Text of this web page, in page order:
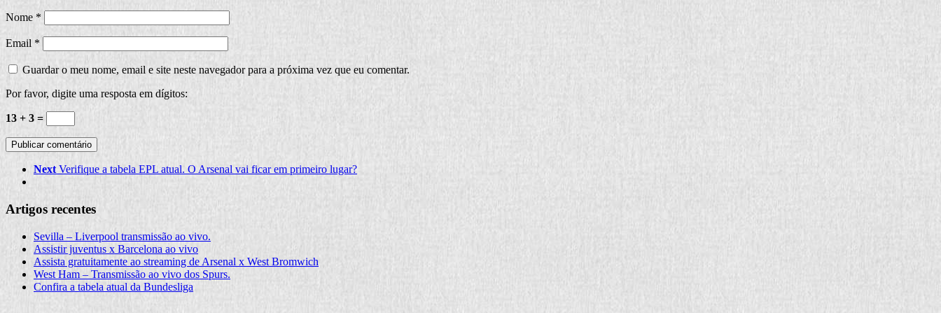
Nome *
Email *
Guardar o meu nome, email e site neste navegador para a próxima vez que eu comentar.
Por favor, digite uma resposta em dígitos:
13 + 3 =
Next Verifique a tabela EPL atual. O Arsenal vai ficar em primeiro lugar?
Artigos recentes
Sevilla – Liverpool transmissão ao vivo.
Assistir juventus x Barcelona ao vivo
Assista gratuitamente ao streaming de Arsenal x West Bromwich
West Ham – Transmissão ao vivo dos Spurs.
Confira a tabela atual da Bundesliga